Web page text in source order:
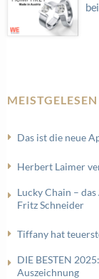
MEISTGELESEN
Das ist die neue
Herbert Laimer
Lucky Chain –
Fritz Schneider
Tiffany hat
DIE BESTEN
Auszeichnung